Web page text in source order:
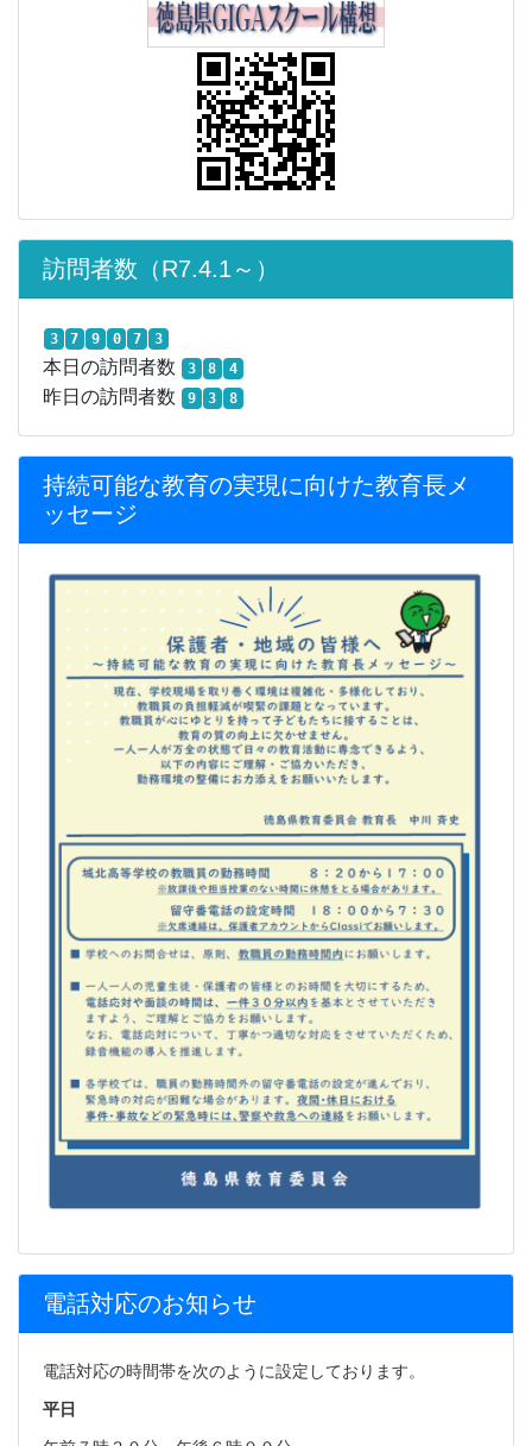
訪問者数（R7.4.1～）
3 7 9 0 7 3
本日の訪問者数 3 8 4
昨日の訪問者数 9 3 8
持続可能な教育の実現に向けた教育長メ
ッセージ
電話対応のお知らせ
電話対応の時間帯を次のように設定しております。
平日